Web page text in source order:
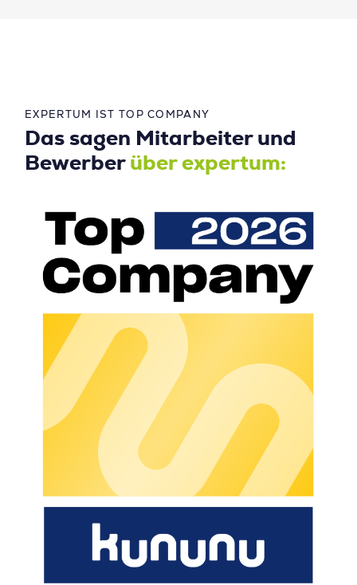
EXPERTUM IST TOP COMPANY
Das sagen Mitarbeiter und
Bewerber über expertum: